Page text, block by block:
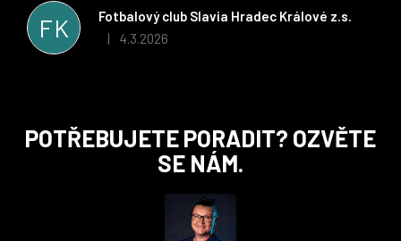
FK
Fotbalový club Slavia Hradec Králové z.s.
Hodnocení obchodu je 5 z 5 hvězdiček.
| 4.3.2026
stran. Věříme, že v tomto duchu bude spolupráce pokračovat
i nadále, nyní už začínáme řešit i první sady dresů ;)
POTŘEBUJETE PORADIT? OZVĚTE
SE NÁM.